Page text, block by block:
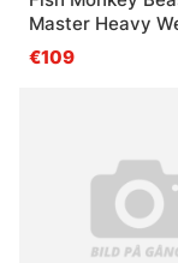
Master Heavy
Wiring Glove
Perry Edition
€109